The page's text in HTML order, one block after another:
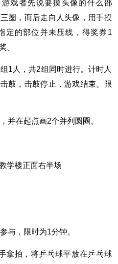
戏者先说要摸头像的什么部
圈，而后走向人头像，用手摸
定的部位并未压线，得奖券1
。
1人，共2组同时进行。计时人
鼓，击鼓停止，游戏结束。限
并在起点画2个并列圆圈。
学楼正面右半场
与，限时为1分钟。
拿拍，将乒乓球平放在乒乓球